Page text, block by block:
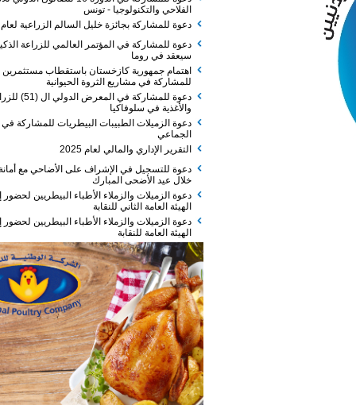
الفلاحي والتكنولوجيا - تونس
دعوة للمشاركة بجائزة خليل السالم الزراعية لعام 2026
دعوة للمشاركة في المؤتمر العالمي للزراعة الذكية الذي
سيعقد في روما
اهتمام جمهورية كازخستان باستقطاب مستثمرين
للمشاركة في مشاريع الثروة الحيوانية
دعوة للمشاركة في المعرض الدولي ال (51) للزراعة
والأغذية في سلوفاكيا
دعوة الزميلات الطبيبات البيطريات للمشاركة في الفطور
التقرير الإداري والمالي لعام 2025
دعوة للتسجيل في الإشراف على الأضاحي مع أمانة عمان
خلال عيد الأضحى المبارك
دعوة الزميلات والزملاء الأطباء البيطريين لحضور إجتماع
الهيئة العامة الثاني للنقابة
دعوة الزميلات والزملاء الأطباء البيطريين لحضور إجتماع
الهيئة العامة للنقابة